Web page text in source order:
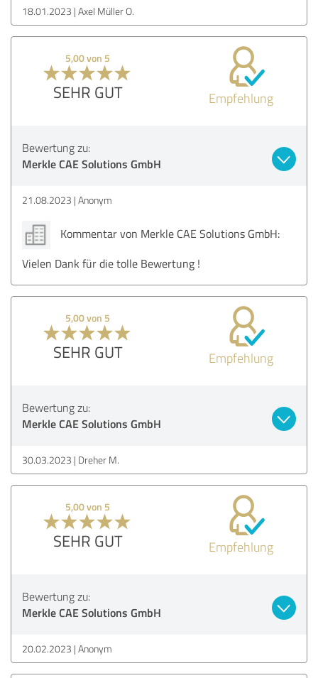
18.01.2023 Axel Müller O.
5,00 von 5
SEHR GUT Empfehlung
Bewertung zu:
Merkle CAE Solutions GmbH
21.08.2023 Anonym
Kommentar von Merkle CAE Solutions GmbH:
Vielen Dank für die tolle Bewertung !
5,00 von 5
SEHR GUT Empfehlung
Bewertung zu:
Merkle CAE Solutions GmbH
30.03.2023 Dreher M.
5,00 von 5
SEHR GUT Empfehlung
Bewertung zu:
Merkle CAE Solutions GmbH
20.02.2023 Anonym